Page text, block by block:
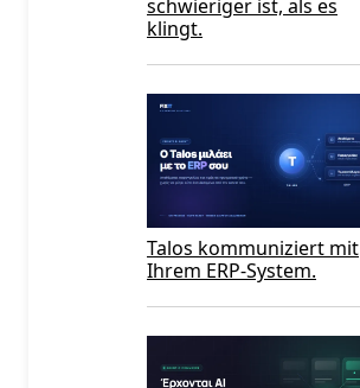
schwieriger ist, als es
klingt.
Talos kommuniziert mit
Ihrem ERP-System.